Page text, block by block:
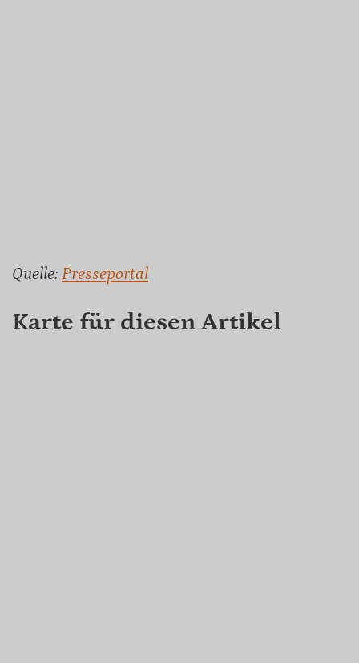
Quelle: Presseportal
Karte für diesen Artikel